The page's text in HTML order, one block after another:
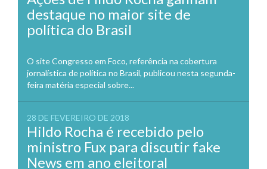
destaque no maior site de
política do Brasil
O site Congresso em Foco, referência na cobertura
jornalística de política no Brasil, publicou nesta segunda-
feira matéria especial sobre...
28 DE FEVEREIRO DE 2018
Hildo Rocha é recebido pelo
ministro Fux para discutir fake
News em ano eleitoral